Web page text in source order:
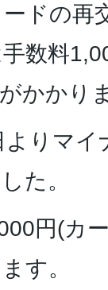
ドの再
数料
かかり
りマ
た。
円(カ
す。